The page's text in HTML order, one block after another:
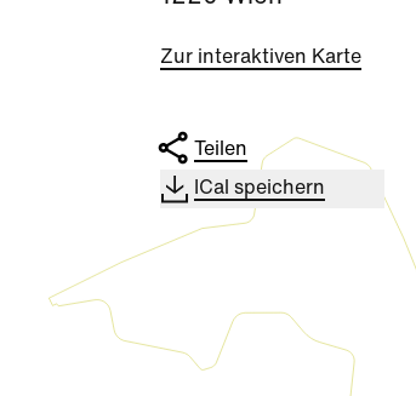
Zur interaktiven Karte
Teilen
ICal speichern